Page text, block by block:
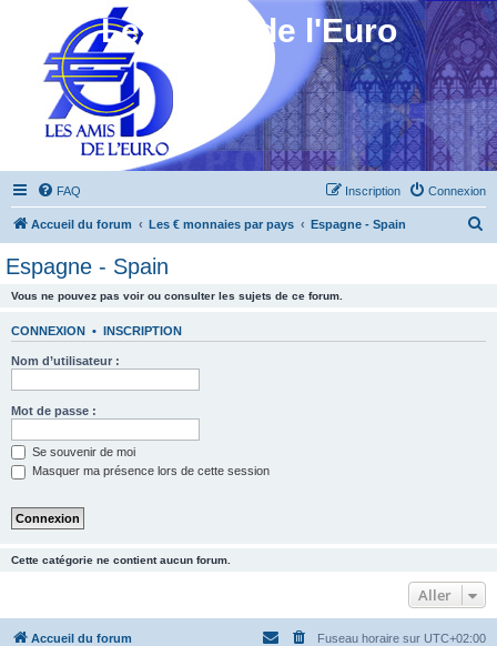
Les Amis de l'Euro
FAQ Connexion
Inscription
Accueil du forum Les € monnaies par pays Espagne - Spain
Espagne - Spain
Vous ne pouvez pas voir ou consulter les sujets de ce forum.
CONNEXION • INSCRIPTION
Nom d’utilisateur :
Mot de passe :
Se souvenir de moi
Masquer ma présence lors de cette session
Cette catégorie ne contient aucun forum.
Aller
Accueil du forum Fuseau horaire sur UTC+02:00